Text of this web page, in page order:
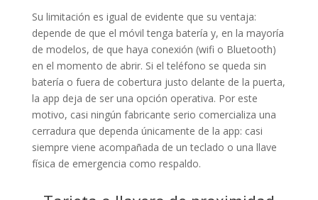
Su limitación es igual de evidente que su ventaja:
depende de que el móvil tenga batería y, en la mayoría
de modelos, de que haya conexión (wifi o Bluetooth)
en el momento de abrir. Si el teléfono se queda sin
batería o fuera de cobertura justo delante de la puerta,
la app deja de ser una opción operativa. Por este
motivo, casi ningún fabricante serio comercializa una
cerradura que dependa únicamente de la app: casi
siempre viene acompañada de un teclado o una llave
física de emergencia como respaldo.